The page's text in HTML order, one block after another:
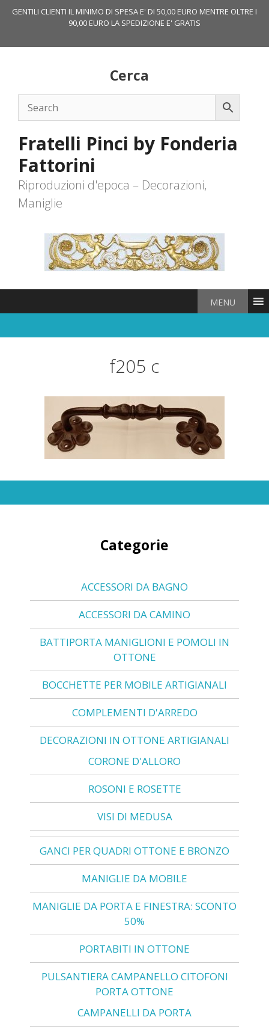
GENTILI CLIENTI IL MINIMO DI SPESA E' DI 50,00 EURO MENTRE OLTRE I
90,00 EURO LA SPEDIZIONE E' GRATIS
Cerca
Fratelli Pinci by Fonderia
Fattorini
Riproduzioni d'epoca – Decorazioni,
Maniglie
MENU
f205 c
Categorie
ACCESSORI DA BAGNO
ACCESSORI DA CAMINO
BATTIPORTA MANIGLIONI E POMOLI IN
OTTONE
BOCCHETTE PER MOBILE ARTIGIANALI
COMPLEMENTI D'ARREDO
DECORAZIONI IN OTTONE ARTIGIANALI
CORONE D'ALLORO
ROSONI E ROSETTE
VISI DI MEDUSA
GANCI PER QUADRI OTTONE E BRONZO
MANIGLIE DA MOBILE
MANIGLIE DA PORTA E FINESTRA: SCONTO
50%
PORTABITI IN OTTONE
PULSANTIERA CAMPANELLO CITOFONI
PORTA OTTONE
CAMPANELLI DA PORTA